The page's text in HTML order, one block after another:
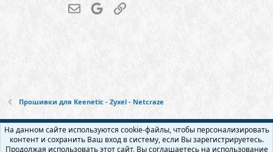
Электронная почта
GoogleСсылка
Прошивки для Keenetic - Zyxel - Netcraze
Русский (RU)
Обратная связь
Условия и правила
На данном сайте используются cookie-файлы, чтобы персонализировать
контент и сохранить Ваш вход в систему, если Вы зарегистрируетесь.
Продолжая использовать этот сайт, Вы соглашаетесь на использование